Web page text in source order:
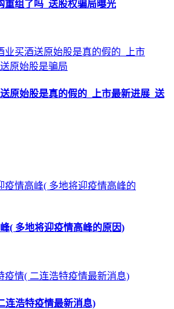
重组了吗_送股权骗局曝光
原始股是真的假的_上市最新进展_送
( 多地将迎疫情高峰的原因)
连浩特疫情最新消息)